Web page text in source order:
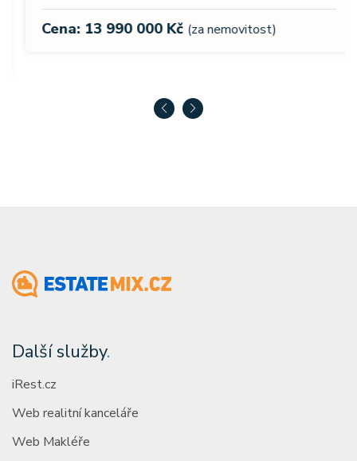
Cena: 13 990 000 Kč(za nemovitost)
Další služby.
iRest.cz
Web realitní kanceláře
Web Makléře